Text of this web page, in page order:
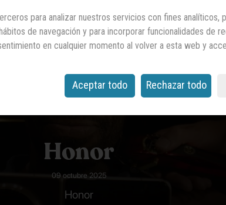
Honor
09 octubre 2025
Honor
para analizar nuestros servicios con fines
de navegación y para incorporar funcionalidades de
en cualquier momento al volver a esta web y
Aceptar todo Rechazar todo